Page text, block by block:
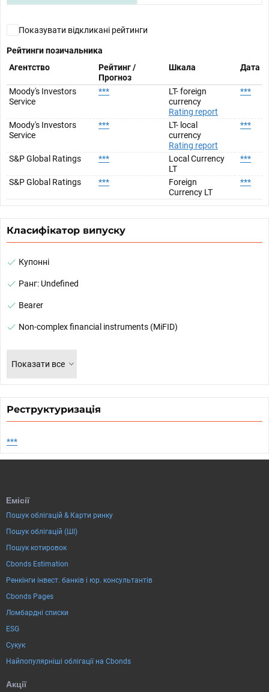
Показувати відкликані рейтинги
Рейтинги позичальника
Агентство
Рейтинг /
Прогноз
Шкала Дата
Moody's Investors
Service
***
LT- foreign
currency
Rating report
***
Moody's Investors
Service
***
LT- local
currency
Rating report
***
S&P Global Ratings ***
Local Currency
LT
***
S&P Global Ratings ***
Foreign
Currency LT
***
Класифікатор випуску
Купонні
Ранг: Undefined
Bearer
Non-complex financial instruments (MiFID)
Показати все
Реструктуризація
***
Емісії
Пошук облігацій & Карти ринку
Пошук облігацій (ШІ)
Пошук котировок
Cbonds Estimation
Ренкінги інвест. банків і юр. консультантів
Cbonds Pages
Ломбардні списки
ESG
Сукук
Найпопулярніші облігації на Cbonds
Акції